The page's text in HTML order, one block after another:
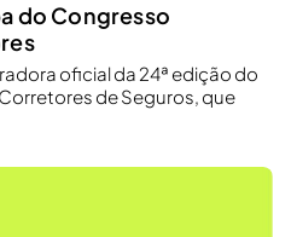
do Congresso
oficial da 24ª edição do
de Seguros, que